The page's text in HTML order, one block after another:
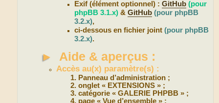
Exif (élément optionnel) :GitHub (pour
phpBB 3.1.x) &GitHub (pour phpBB
3.2.x),
ci-dessous en fichier joint(pour phpBB
3.2.x).
► Aide & aperçus :
Accès au(x) paramètre(s) :
Panneau d’administration ;
onglet « EXTENSIONS » ;
catégorie « GALERIE PHPBB » ;
page « Vue d’ensemble » ;